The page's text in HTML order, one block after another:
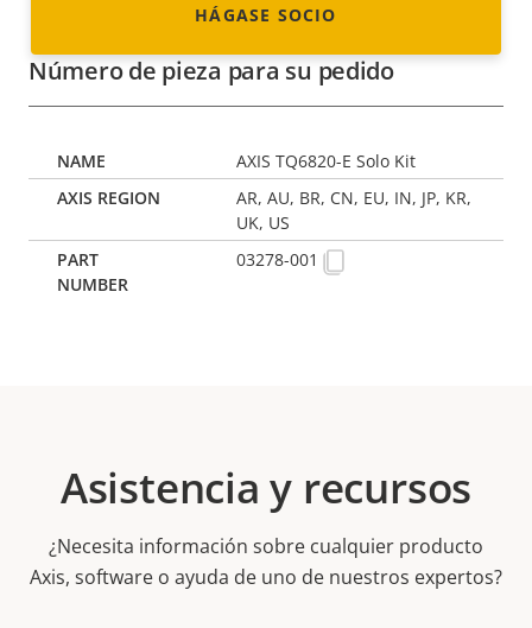
HÁGASE SOCIO
Número de pieza para su pedido
AXIS TQ6820-E Solo Kit
AR, AU, BR, CN, EU, IN, JP, KR,
UK, US
03278-001
Asistencia y recursos
¿Necesita información sobre cualquier producto
Axis, software o ayuda de uno de nuestros expertos?